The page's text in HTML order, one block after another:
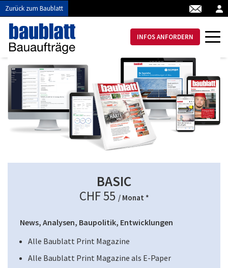
Zurück zum Baublatt
INFOS ANFORDERN
BASIC
CHF 55 / Monat *
News, Analysen, Baupolitik, Entwicklungen
Alle Baublatt Print Magazine
Alle Baublatt Print Magazine als E-Paper